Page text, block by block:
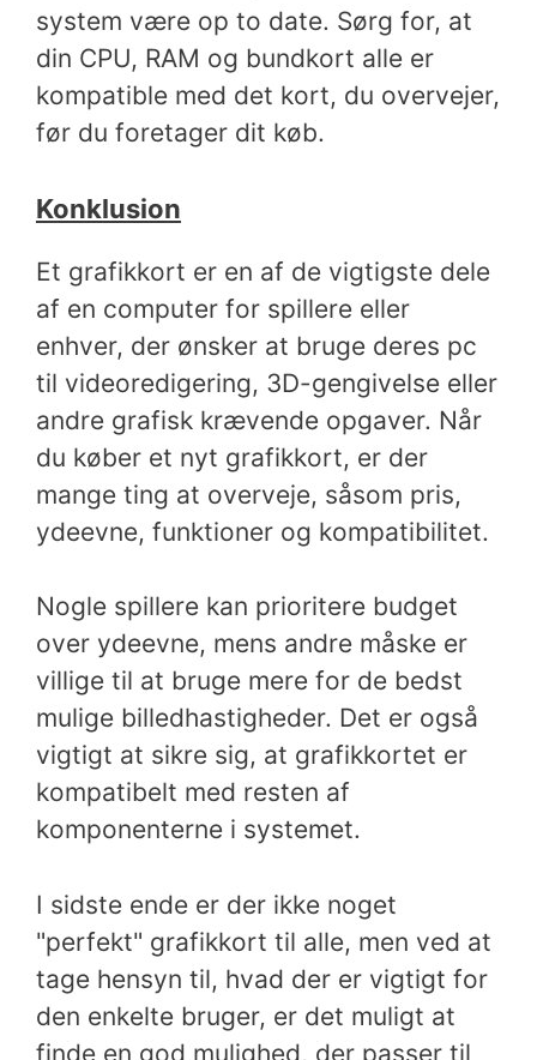
system være op to date. Sørg for, at
din CPU, RAM og bundkort alle er
kompatible med det kort, du overvejer,
før du foretager dit køb.
Konklusion
Et grafikkort er en af de vigtigste dele
af en computer for spillere eller
enhver, der ønsker at bruge deres pc
til videoredigering, 3D-gengivelse eller
andre grafisk krævende opgaver. Når
du køber et nyt grafikkort, er der
mange ting at overveje, såsom pris,
ydeevne, funktioner og kompatibilitet.
Nogle spillere kan prioritere budget
over ydeevne, mens andre måske er
villige til at bruge mere for de bedst
mulige billedhastigheder. Det er også
vigtigt at sikre sig, at grafikkortet er
kompatibelt med resten af
komponenterne i systemet.
I sidste ende er der ikke noget
"perfekt" grafikkort til alle, men ved at
tage hensyn til, hvad der er vigtigt for
den enkelte bruger, er det muligt at
finde en god mulighed, der passer til